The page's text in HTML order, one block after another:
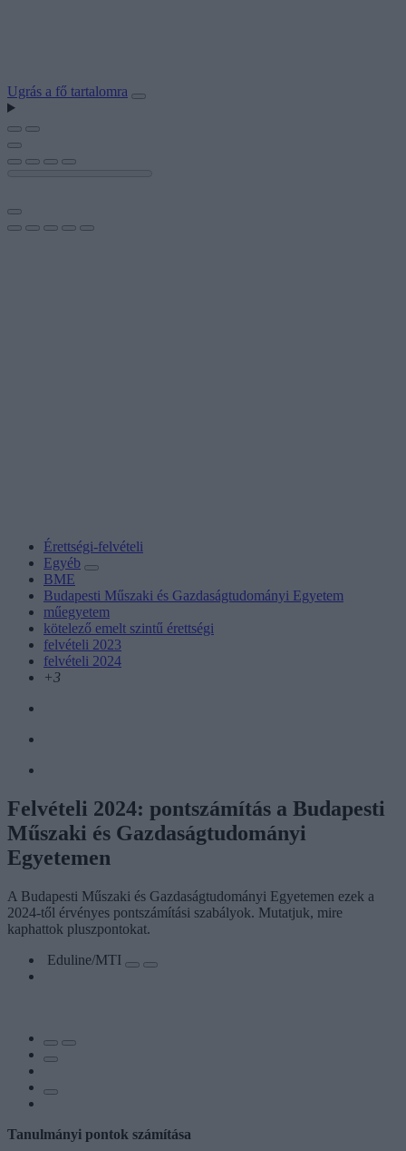
Ugrás a fő tartalomra
Érettségi-felvételi
Egyéb
BME
Budapesti Műszaki és Gazdaságtudományi Egyetem
műegyetem
kötelező emelt szintű érettségi
felvételi 2023
felvételi 2024
+3
Felvételi 2024: pontszámítás a Budapesti
Műszaki és Gazdaságtudományi
Egyetemen
A Budapesti Műszaki és Gazdaságtudományi Egyetemen ezek a
2024-től érvényes pontszámítási szabályok. Mutatjuk, mire
kaphattok pluszpontokat.
Eduline/MTI
Tanulmányi pontok számítása